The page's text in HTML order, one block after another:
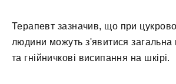
Терапевт зазначив, що при
людини можуть з'явитися загальна
та гнійничкові висипання на шкірі.